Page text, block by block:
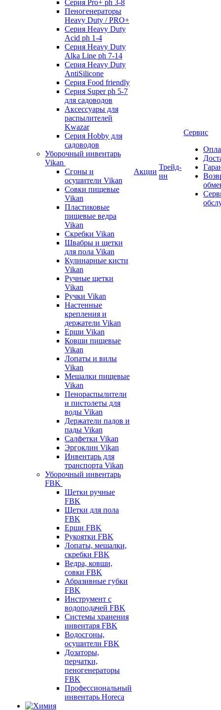
Серия Pro+ ph 3-8
Пеногенераторы
Heavy Duty / PRO+
Серия Heavy Duty
Acid ph 1-4
Серия Heavy Duty
Alka Line ph 7-14
Серия Heavy Duty
AntiSilicone
Серия Food friendly
Серия Super ph 5-7
для садоводов
Аксессуары для
распылителей
Kwazar
Серия Hobby для
садоводов
Уборочный инвентарь
Vikan
Сгоны и
осушители Vikan
Совки пищевые
Vikan
Пластиковые
пищевые ведра
Vikan
Скребки Vikan
Швабры и щетки
для пола Vikan
Кулинарные кисти
Vikan
Ручные щетки
Vikan
Ручки Vikan
Настенные
крепления и
держатели Vikan
Ерши Vikan
Ковши пищевые
Vikan
Лопаты и вилы
Vikan
Мешалки пищевые
Vikan
Пенораспылители
и пистолеты для
воды Vikan
Держатели падов и
пады Vikan
Салфетки Vikan
Эргоклин Vikan
Инвентарь для
транспорта Vikan
Уборочный инвентарь
FBK
Щетки ручные
FBK
Щетки для пола
FBK
Ерши FBK
Рукоятки FBK
Лопаты, мешалки,
скребки FBK
Ведра, ковши,
совки FBK
Абразивные губки
FBK
Инструмент с
водоподачей FBK
Системы хранения
инвентаря FBK
Водосгоны,
осушители FBK
Дозаторы,
перчатки,
пеногенераторы
FBK
Профессиональный
инвентарь Horeca
Акции
Трейд-
ин
Сервис